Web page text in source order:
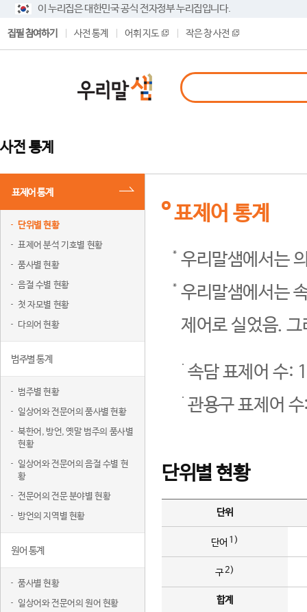
이 누리집은 대한민국 공식 전자정부 누리집입니다.
집필 참여하기 사전 통계 어휘 지도 작은 창 사전
사전 통계
표제어 통계
단위별 현황
표제어 분석 기호별 현황
품사별 현황
음절 수별 현황
첫 자모별 현황
다의어 현황
범주별 통계
범주별 현황
일상어와 전문어의 품사별 현황
북한어, 방언, 옛말 범주의 품사별
현황
일상어와 전문어의 음절 수별 현
황
전문어의 전문 분야별 현황
방언의 지역별 현황
원어 통계
품사별 현황
일상어와 전문어의 원어 현황
표제어 통계
우리말샘에서는
우리말샘에서는
제어로 실었음.
속담 표제어 수:
관용구 표제어
단위별 현황
단위
단어 1)
구2)
합계